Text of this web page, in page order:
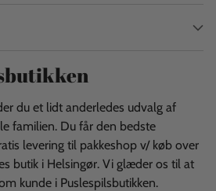
du et lidt anderledes udvalg af
familien. Du får den bedste
levering til pakkeshop v/ køb over
butik i Helsingør. Vi glæder os til at
kunde i Puslespilsbutikken.